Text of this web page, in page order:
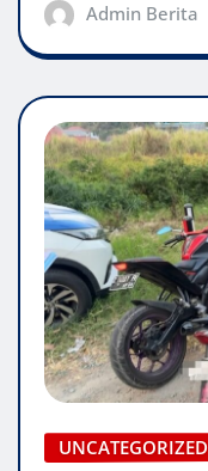
Admin Berita
UNCATEGORIZED